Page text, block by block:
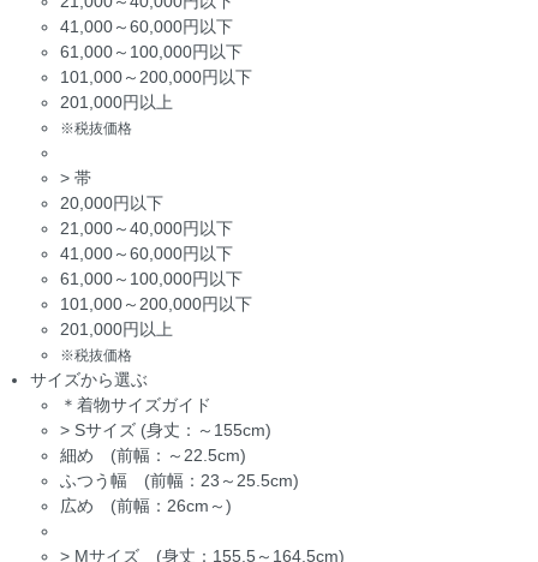
41,000～60,000円以下
61,000～100,000円以下
101,000～200,000円以下
201,000円以上
※税抜価格
> 帯
20,000円以下
21,000～40,000円以下
41,000～60,000円以下
61,000～100,000円以下
101,000～200,000円以下
201,000円以上
※税抜価格
サイズから選ぶ
＊着物サイズガイド
> Sサイズ (身丈：～155cm)
細め (前幅：～22.5cm)
ふつう幅 (前幅：23～25.5cm)
広め (前幅：26cm～)
> Mサイズ (身丈：155.5～164.5cm)